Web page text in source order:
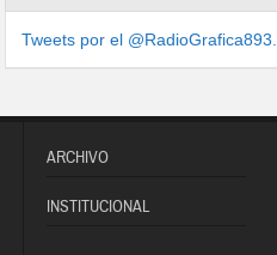
Tweets por el @RadioGrafica893.
ARCHIVO
INSTITUCIONAL